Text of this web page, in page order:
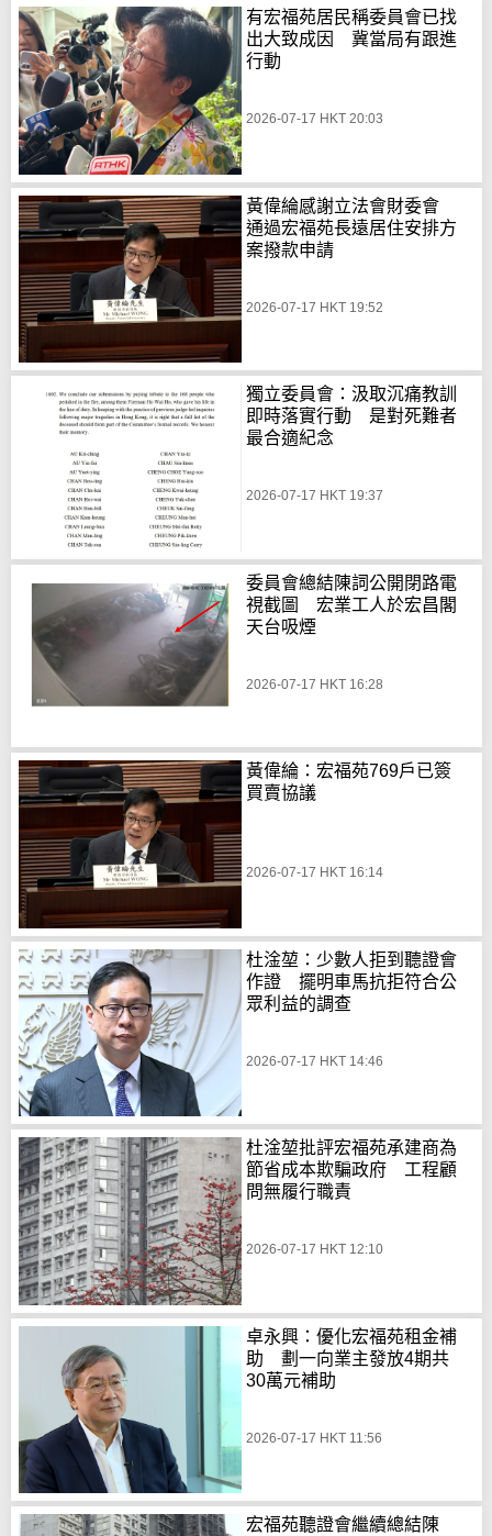
有宏福苑居民稱委員會已找
出大致成因 冀當局有跟進
行動
2026-07-17 HKT 20:03
黃偉綸感謝立法會財委會
通過宏福苑長遠居住安排方
案撥款申請
2026-07-17 HKT 19:52
獨立委員會：汲取沉痛教訓
即時落實行動 是對死難者
最合適紀念
2026-07-17 HKT 19:37
委員會總結陳詞公開閉路電
視截圖 宏業工人於宏昌閣
天台吸煙
2026-07-17 HKT 16:28
黃偉綸：宏福苑769戶已簽
買賣協議
2026-07-17 HKT 16:14
杜淦堃：少數人拒到聽證會
作證 擺明車馬抗拒符合公
眾利益的調查
2026-07-17 HKT 14:46
杜淦堃批評宏福苑承建商為
節省成本欺騙政府 工程顧
問無履行職責
2026-07-17 HKT 12:10
卓永興：優化宏福苑租金補
助 劃一向業主發放4期共
30萬元補助
2026-07-17 HKT 11:56
宏福苑聽證會繼續總結陳